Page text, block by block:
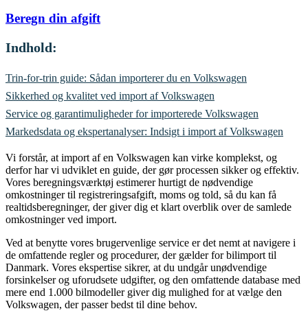
Beregn din afgift
Indhold:
Trin-for-trin guide: Sådan importerer du en Volkswagen
Sikkerhed og kvalitet ved import af Volkswagen
Service og garantimuligheder for importerede Volkswagen
Markedsdata og ekspertanalyser: Indsigt i import af Volkswagen
Vi forstår, at import af en Volkswagen kan virke komplekst, og
derfor har vi udviklet en guide, der gør processen sikker og effektiv.
Vores beregningsværktøj estimerer hurtigt de nødvendige
omkostninger til registreringsafgift, moms og told, så du kan få
realtidsberegninger, der giver dig et klart overblik over de samlede
omkostninger ved import.
Ved at benytte vores brugervenlige service er det nemt at navigere i
de omfattende regler og procedurer, der gælder for bilimport til
Danmark. Vores ekspertise sikrer, at du undgår unødvendige
forsinkelser og uforudsete udgifter, og den omfattende database med
mere end 1.000 bilmodeller giver dig mulighed for at vælge den
Volkswagen, der passer bedst til dine behov.